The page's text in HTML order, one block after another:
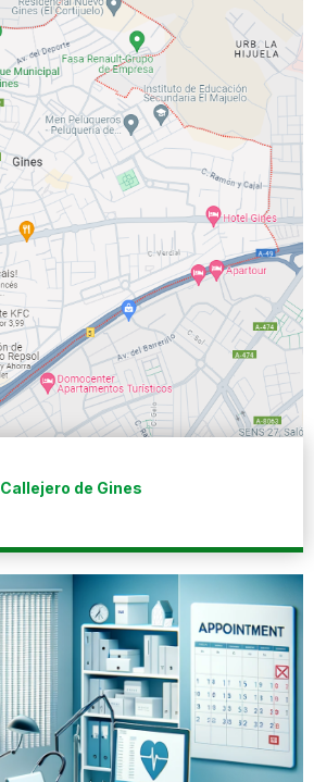
Callejero de Gines